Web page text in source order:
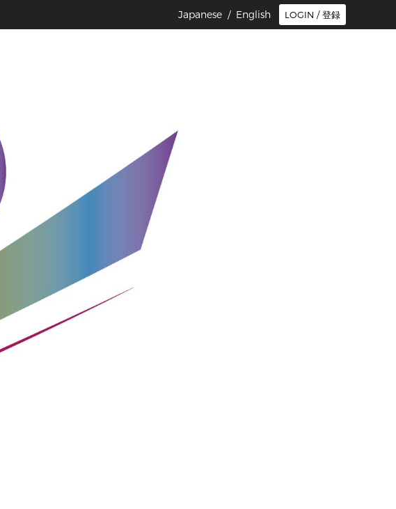
LOGIN / 登録
Japanese / English